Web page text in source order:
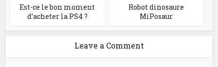
Est-ce le bon moment
d’acheter la PS4 ?
Robot dinosaure
MiPosaur
Leave a Comment